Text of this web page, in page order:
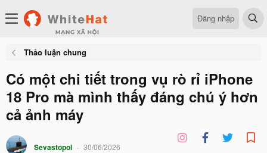
Đăng nhập
Thảo luận chung
Có một chi tiết trong vụ rò rỉ iPhone
18 Pro mà mình thấy đáng chú ý hơn
cả ảnh máy
Sevastopol 30/06/2026